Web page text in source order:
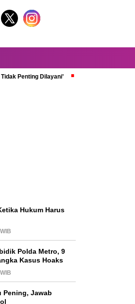
Penting Dilayani’
Hukum Harus
Polda Metro, 9
Kasus Hoaks
Pening, Jawab